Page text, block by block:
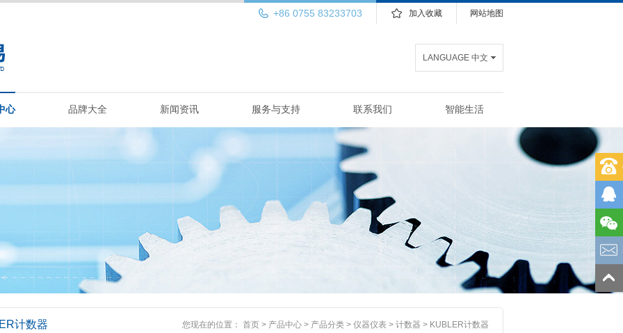
网站地图
加入收藏
+86 0755 83233703
LANGUAGE 中文
心 品牌大全 新闻资讯 服务与支持 联系我们 智能生活
计数器 您现在的位置： 首页 > 产品中心 > 产品分类 > 仪器仪表 > 计数器 > KUBLER计数器